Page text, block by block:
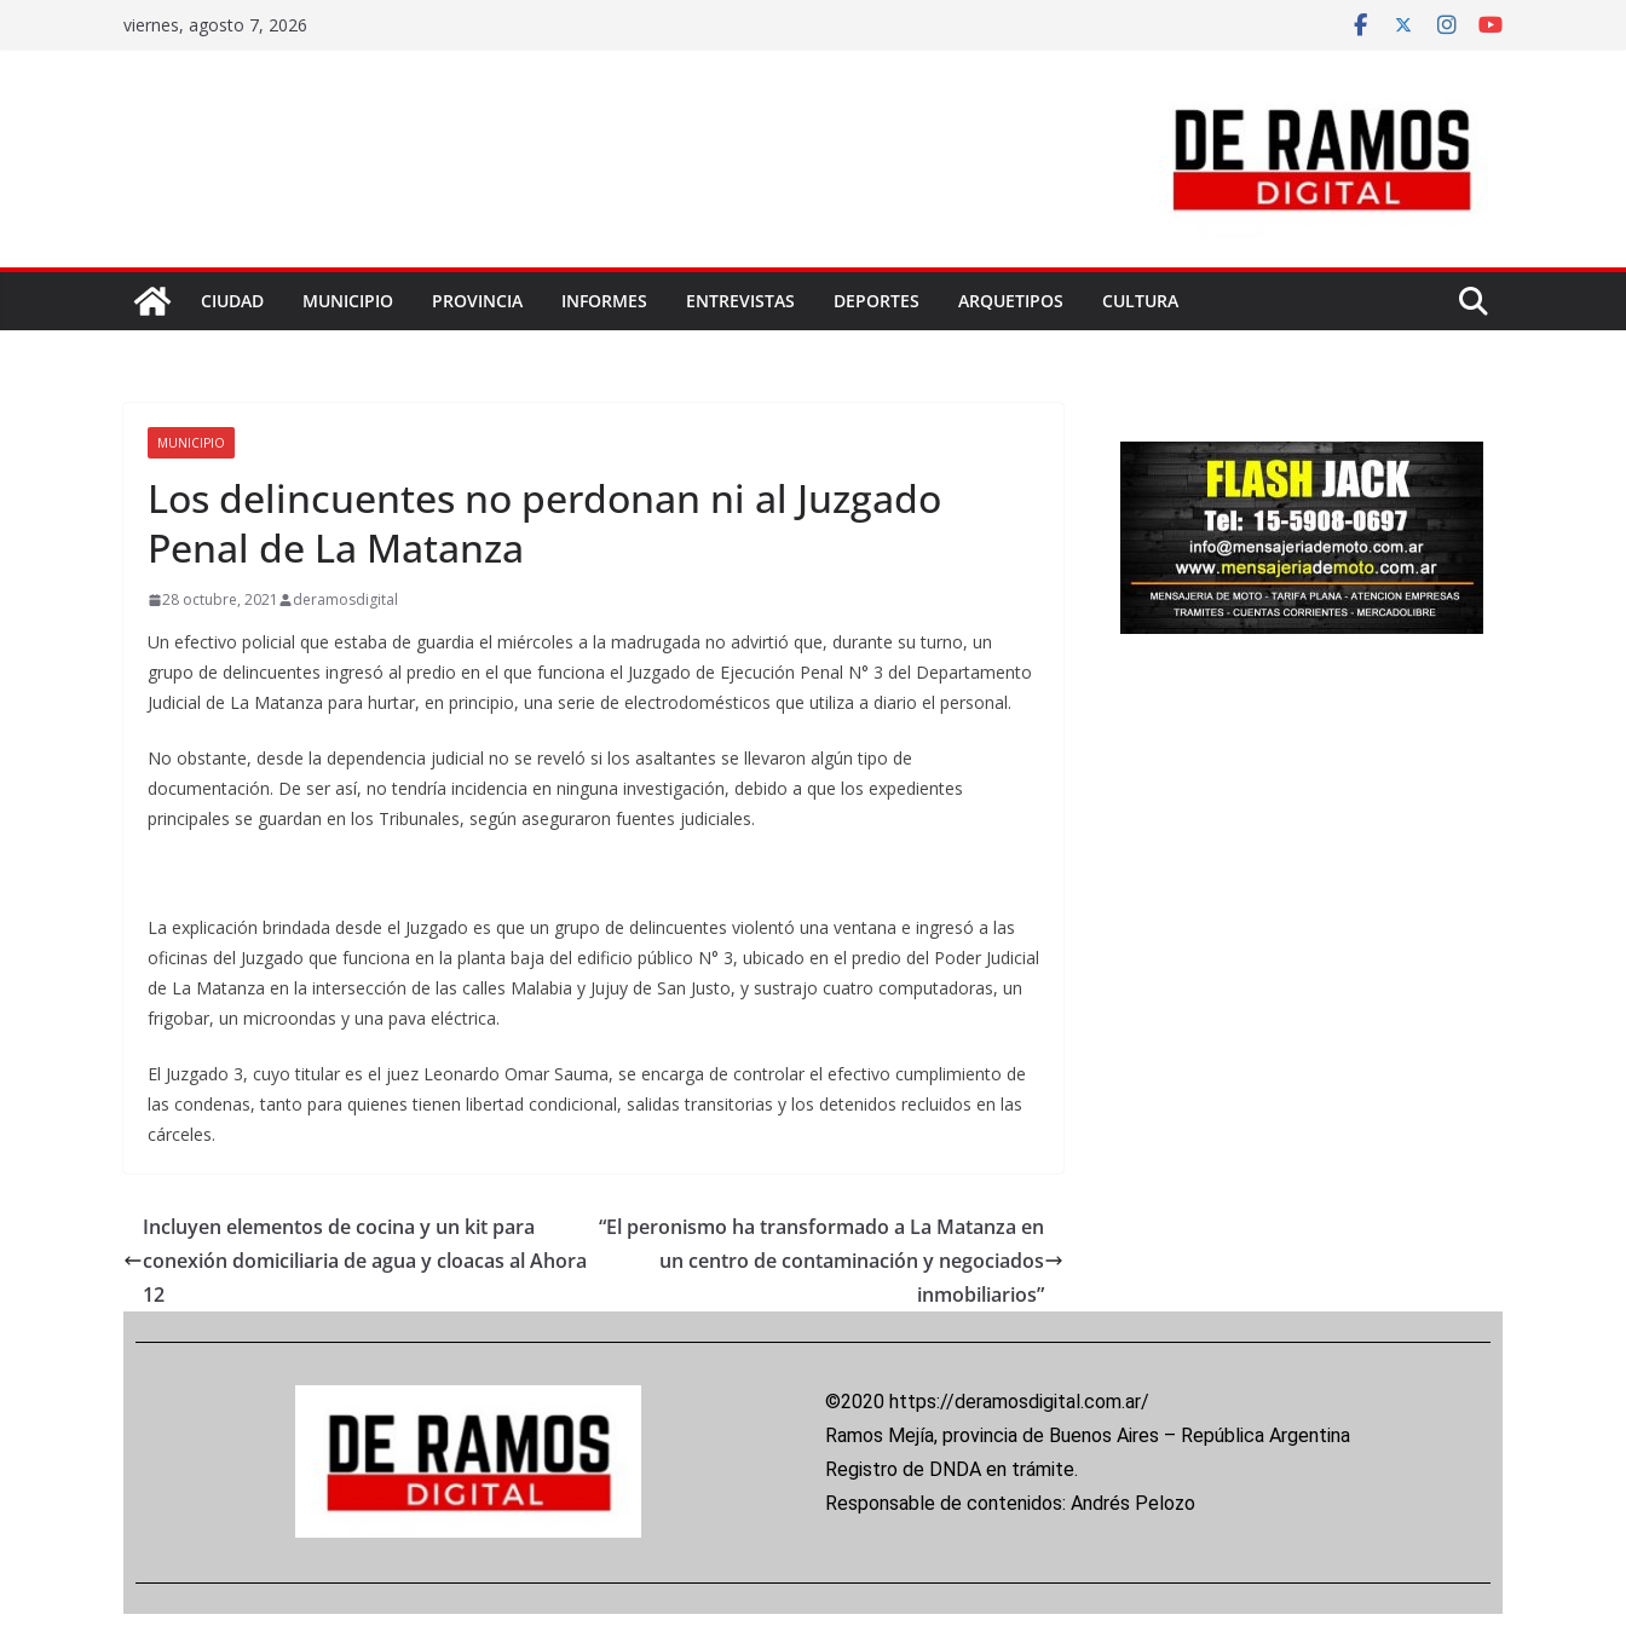
viernes, agosto 7, 2026
CIUDAD MUNICIPIO PROVINCIA INFORMES ENTREVISTAS DEPORTES ARQUETIPOS CULTURA
MUNICIPIO
Los delincuentes no perdonan ni al Juzgado
Penal de La Matanza
28 octubre, 2021 deramosdigital
Un efectivo policial que estaba de guardia el miércoles a la madrugada no advirtió que, durante su turno, un
grupo de delincuentes ingresó al predio en el que funciona el Juzgado de Ejecución Penal N° 3 del Departamento
Judicial de La Matanza para hurtar, en principio, una serie de electrodomésticos que utiliza a diario el personal.
No obstante, desde la dependencia judicial no se reveló si los asaltantes se llevaron algún tipo de
documentación. De ser así, no tendría incidencia en ninguna investigación, debido a que los expedientes
principales se guardan en los Tribunales, según aseguraron fuentes judiciales.
La explicación brindada desde el Juzgado es que un grupo de delincuentes violentó una ventana e ingresó a las
oficinas del Juzgado que funciona en la planta baja del edificio público N° 3, ubicado en el predio del Poder Judicial
de La Matanza en la intersección de las calles Malabia y Jujuy de San Justo, y sustrajo cuatro computadoras, un
frigobar, un microondas y una pava eléctrica.
El Juzgado 3, cuyo titular es el juez Leonardo Omar Sauma, se encarga de controlar el efectivo cumplimiento de
las condenas, tanto para quienes tienen libertad condicional, salidas transitorias y los detenidos recluidos en las
cárceles.
Incluyen elementos de cocina y un kit para
conexión domiciliaria de agua y cloacas al Ahora
12
“El peronismo ha transformado a La Matanza en
un centro de contaminación y negociados
inmobiliarios”
©2020 https://deramosdigital.com.ar/
Ramos Mejía, provincia de Buenos Aires – República Argentina
Registro de DNDA en trámite.
Responsable de contenidos: Andrés Pelozo